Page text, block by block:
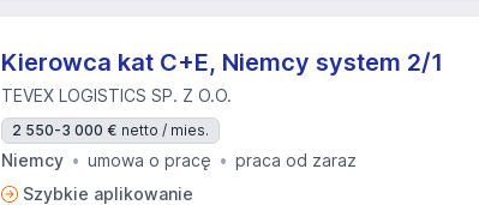
Kierowca kat C+E, Niemcy system 2/1
TEVEX LOGISTICS SP. Z O.O.
2 550-3 000 € netto / mies.
Niemcy umowa o pracę
praca od zaraz
Szybkie aplikowanie